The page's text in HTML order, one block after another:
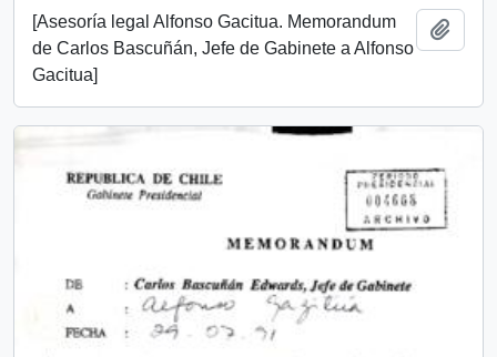
[Asesoría legal Alfonso Gacitua. Memorandum
de Carlos Bascuñán, Jefe de Gabinete a Alfonso
Gacitua]